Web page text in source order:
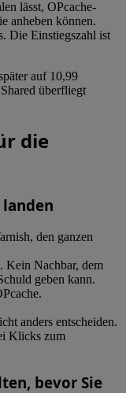
lässt, OPcache-
anheben können.
Die Einstiegszahl ist
auf 10,99
überfliegt
die
den ganzen
Kein Nachbar, dem
geben kann.
anders entscheiden.
Klicks zum
bevor Sie